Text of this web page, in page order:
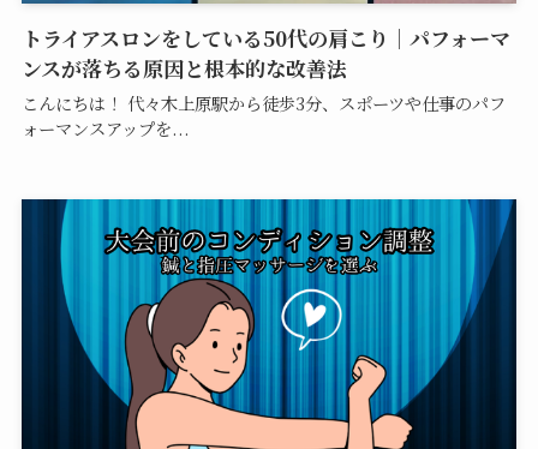
トライアスロンをしている50代の肩こり｜パフォーマ
ンスが落ちる原因と根本的な改善法
こんにちは！ 代々木上原駅から徒歩3分、スポーツや仕事のパフ
ォーマンスアップを...